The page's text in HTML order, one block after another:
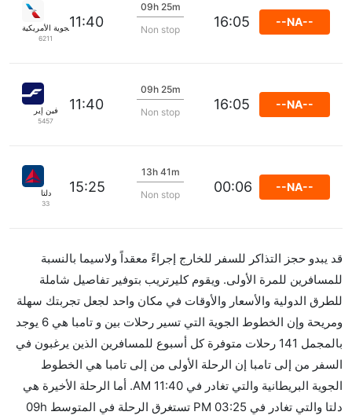
الخطوط الجوية الأمريكية
6211
11:40
09h 25m
Non stop
16:05 --NA--
فين إير
5457
11:40
09h 25m
Non stop
16:05 --NA--
دلتا
33
15:25
13h 41m
Non stop
00:06 --NA--
قد يبدو حجز التذاكر للسفر للخارج إجراءً معقداً ولاسيما بالنسبة
للمسافرين للمرة الأولى. ويقوم كليرتريب بتوفير تفاصيل شاملة
للطرق الدولية والأسعار والأوقات في مكان واحد لجعل تجربتك سهلة
ومريحة وإن الخطوط الجوية التي تسير رحلات بين و تامبا هي 6 يوجد
بالمجمل 141 رحلات متوفرة كل أسبوع للمسافرين الذين يرغبون في
السفر من إلى تامبا إن الرحلة الأولى من إلى تامبا هي الخطوط
الجوية البريطانية والتي تغادر في 11:40 AM. أما الرحلة الأخيرة هي
دلتا والتي تغادر في 03:25 PM تستغرق الرحلة في المتوسط 09h